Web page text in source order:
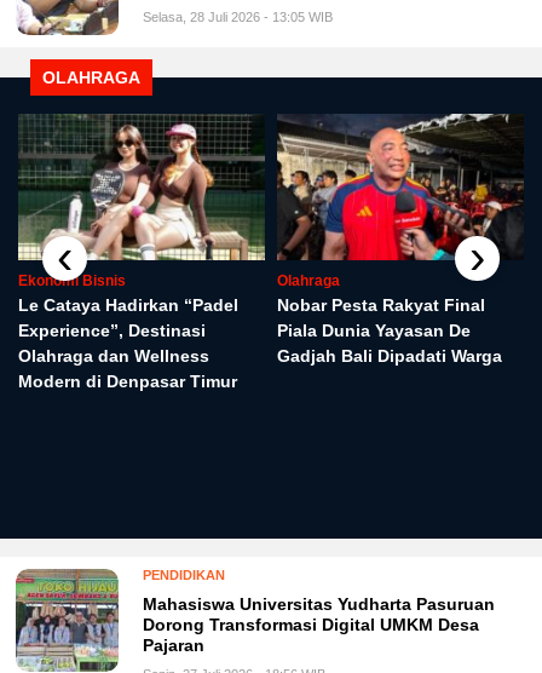
Selasa, 28 Juli 2026 - 13:05 WIB
OLAHRAGA
Ekonomi Bisnis
Le Cataya Hadirkan “Padel
Experience”, Destinasi
Olahraga dan Wellness
Modern di Denpasar Timur
Olahraga
Nobar Pesta Rakyat Final
Piala Dunia Yayasan De
Gadjah Bali Dipadati Warga
‹ ›
PENDIDIKAN
Mahasiswa Universitas Yudharta Pasuruan
Dorong Transformasi Digital UMKM Desa
Pajaran